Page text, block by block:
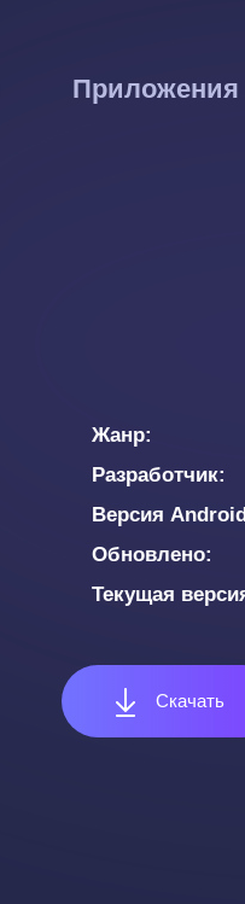
Приложения
Жанр
Разработчик
Версия
Обновлено
Текущая
Скачать